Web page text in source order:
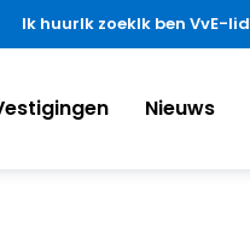
Nieuws
Ik huurIk zoekIk ben VvE-lid